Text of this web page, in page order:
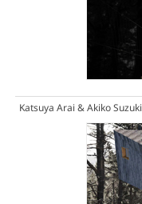
Katsuya Arai & Akiko Suzuki